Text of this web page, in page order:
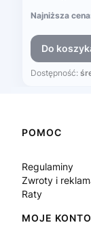
Najniższa
Do
Dostępność:
Linki w
POMOC
Regulaminy
Zwroty i
Raty
MOJE KONTO